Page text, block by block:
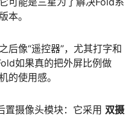
本。
后像“遥控器”，尤其打字和
如果真的把外屏比例做
的使用感。
置摄像头模块：它采用 双摄